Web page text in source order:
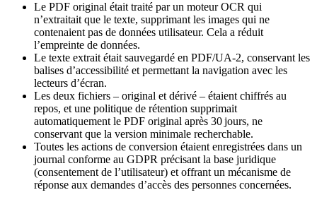
Le PDF original était traité par un moteur OCR qui
n’extraitait que le texte, supprimant les images qui ne
contenaient pas de données utilisateur. Cela a réduit
l’empreinte de données.
Le texte extrait était sauvegardé en PDF/UA‑2, conservant les
balises d’accessibilité et permettant la navigation avec les
lecteurs d’écran.
Les deux fichiers – original et dérivé – étaient chiffrés au
repos, et une politique de rétention supprimait
automatiquement le PDF original après 30 jours, ne
conservant que la version minimale recherchable.
Toutes les actions de conversion étaient enregistrées dans un
journal conforme au GDPR précisant la base juridique
(consentement de l’utilisateur) et offrant un mécanisme de
réponse aux demandes d’accès des personnes concernées.